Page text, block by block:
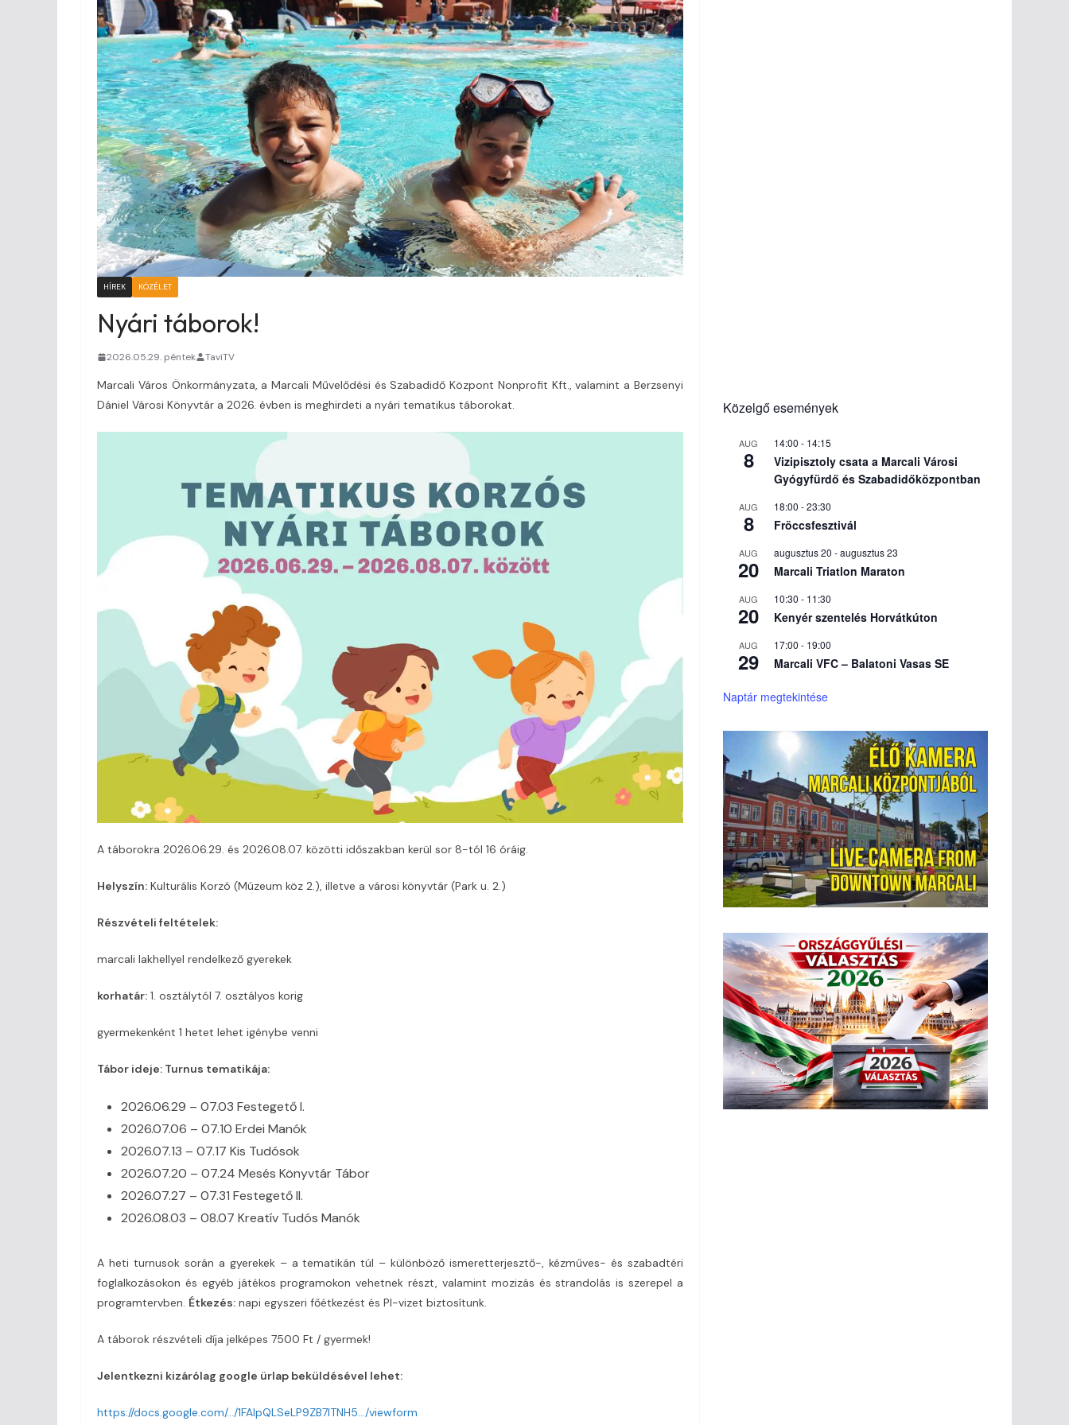
HÍREK KÖZÉLET
Nyári táborok!
2026.05.29. péntek TaviTV
Marcali Város Önkormányzata, a Marcali Művelődési és Szabadidő Központ Nonprofit Kft., valamint a Berzsenyi
Dániel Városi Könyvtár a 2026. évben is meghirdeti a nyári tematikus táborokat.
A táborokra 2026.06.29. és 2026.08.07. közötti időszakban kerül sor 8-tól 16 óráig.
Helyszín: Kulturális Korzó (Múzeum köz 2.), illetve a városi könyvtár (Park u. 2.)
Részvételi feltételek:
marcali lakhellyel rendelkező gyerekek
korhatár: 1. osztálytól 7. osztályos korig
gyermekenként 1 hetet lehet igénybe venni
Tábor ideje: Turnus tematikája:
2026.06.29 – 07.03 Festegető I.
2026.07.06 – 07.10 Erdei Manók
2026.07.13 – 07.17 Kis Tudósok
2026.07.20 – 07.24 Mesés Könyvtár Tábor
2026.07.27 – 07.31 Festegető II.
2026.08.03 – 08.07 Kreatív Tudós Manók
A heti turnusok során a gyerekek – a tematikán túl – különböző ismeretterjesztő-, kézműves- és szabadtéri
foglalkozásokon és egyéb játékos programokon vehetnek részt, valamint mozizás és strandolás is szerepel a
programtervben. Étkezés: napi egyszeri főétkezést és PI-vizet biztosítunk.
A táborok részvételi díja jelképes 7500 Ft / gyermek!
Jelentkezni kizárólag google ürlap beküldésével lehet:
https://docs.google.com/…/1FAIpQLSeLP9ZB7ITNH5…/viewform
Közelgő események
AUG
8
14:00 - 14:15
Vizipisztoly csata a Marcali Városi
Gyógyfürdő és Szabadidőközpontban
AUG
8
18:00 -23:30
Fröccsfesztivál
AUG
20
augusztus 20 -augusztus 23
Marcali Triatlon Maraton
AUG
20
10:30 - 11:30
Kenyér szentelés Horvátkúton
AUG
29
17:00 - 19:00
Marcali VFC – Balatoni Vasas SE
Naptár megtekintése